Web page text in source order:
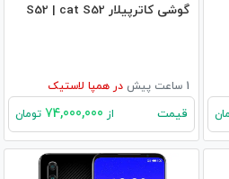
گوشی کاترپیلار S52 | cat S52
1 ساعت پیش در همپا لاستیک
قیمت از تومان